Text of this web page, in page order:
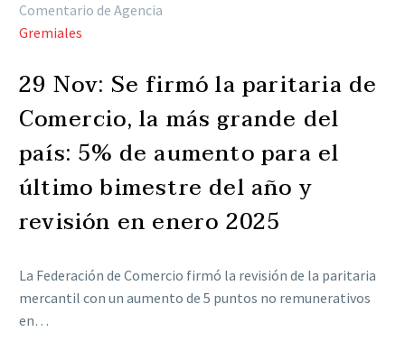
Comentario de Agencia
Gremiales
29 Nov: Se firmó la paritaria de
Comercio, la más grande del
país: 5% de aumento para el
último bimestre del año y
revisión en enero 2025
La Federación de Comercio firmó la revisión de la paritaria
mercantil con un aumento de 5 puntos no remunerativos
en…